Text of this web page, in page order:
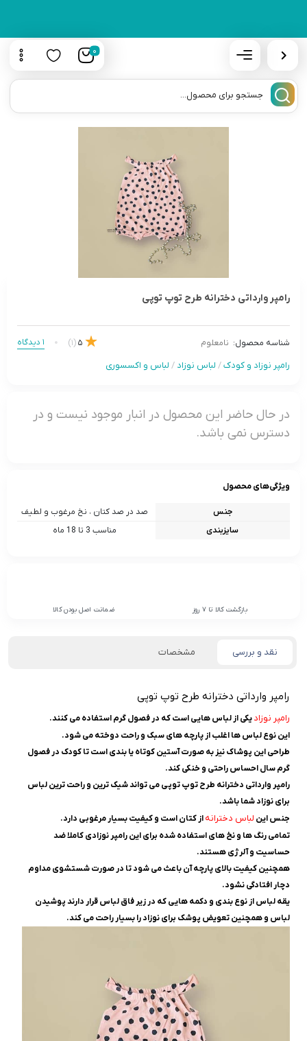
0
رامپر وارداتی دخترانه طرح توپ توپی
شناسه محصول: نامعلوم 5
(1) 1 دیدگاه
رامپر نوزاد و کودک/ لباس نوزاد / لباس و اکسسوری
در حال حاضر این محصول در انبار موجود نیست و در
دسترس نمی باشد.
ویژگی‌های محصول
جنس
صد در صد کتان ، نخ مرغوب و لطیف
سایزبندی
مناسب 3 تا 18 ماه
بازگشت کالا تا 7 روز ضمانت اصل بودن کالا
نقد و بررسی مشخصات
رامپر وارداتی دخترانه طرح توپ توپی
رامپر نوزادیکی از لباس هایی است که در فصول گرم استفاده می کنند.
این نوع لباس ها اغلب از پارچه های سبک و راحت دوخته می شود.
طراحی این پوشاک نیز به صورت آستین کوتاه یا بندی است تا کودک در فصول
گرم سال احساس راحتی و خنکی کند.
رامپر وارداتی دخترانه طرح توپ توپی می تواند شیک ترین و راحت ترین لباس
برای نوزاد شما باشد.
جنس این لباس دخترانهاز کتان است و کیفیت بسیار مرغوبی دارد.
تمامی رنگ ها و نخ های استفاده شده برای این رامپر نوزادی کاملا ضد
حساسیت و آلرژی هستند.
همچنین کیفیت بالای پارچه آن باعث می شود تا در صورت شستشوی مداوم
دچار افتادگی نشود.
یقه لباس از نوع بندی و دکمه هایی که در زیر فاق لباس قرار دارند پوشیدن
لباس و همچنین تعویض پوشک برای نوزاد را بسیار راحت می کند.